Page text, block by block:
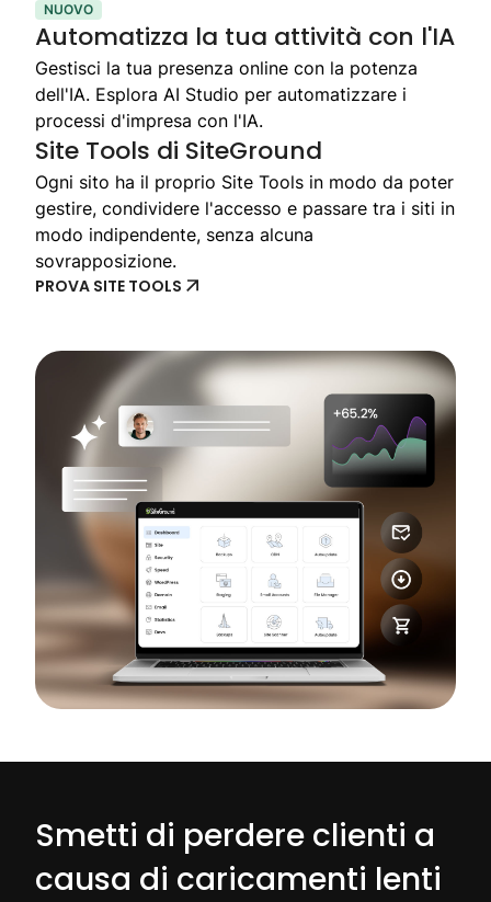
Automatizza la tua attività con l'IA
NUOVO
Gestisci la tua presenza online con la potenza
dell'IA. Esplora AI Studio per automatizzare i
processi d'impresa con l'IA.
Site Tools di SiteGround
Ogni sito ha il proprio Site Tools in modo da poter
gestire, condividere l'accesso e passare tra i siti in
modo indipendente, senza alcuna
sovrapposizione.
PROVA SITE TOOLS
Smetti di perdere clienti a
causa di caricamenti lenti